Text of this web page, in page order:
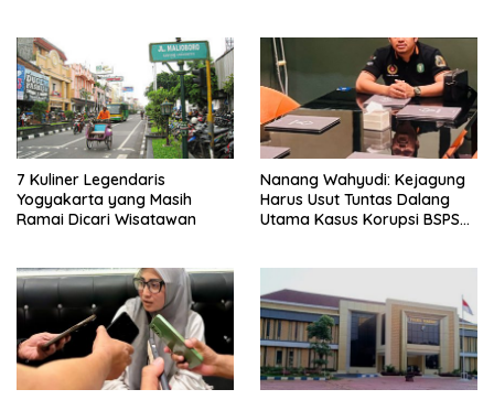
7 Kuliner Legendaris
Yogyakarta yang Masih
Ramai Dicari Wisatawan
Nanang Wahyudi: Kejagung
Harus Usut Tuntas Dalang
Utama Kasus Korupsi BSPS